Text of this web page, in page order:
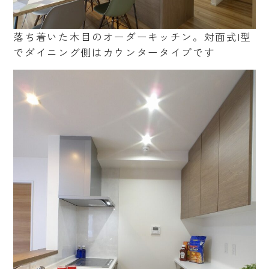
落ち着いた木目のオーダーキッチン。対面式I型
でダイニング側はカウンタータイプです